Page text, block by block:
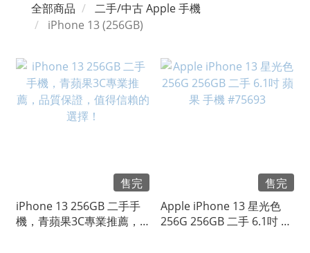
全部商品
二手/中古 Apple 手機
iPhone 13 (256GB)
售完
iPhone 13 256GB 二手手
機，青蘋果3C專業推薦，
售完
Apple iPhone 13 星光色
256G 256GB 二手 6.1吋 蘋